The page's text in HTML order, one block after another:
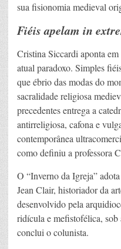
sua fisionomia medieval
Fiéis apelam in
Cristina Siccardi aponta
atual paradoxo. Simples
que ébrio das modas do
sacralidade religiosa
precedentes entrega a
antirreligiosa, cafona e
contemporânea
como definiu a professora
O “Inverno da Igreja”
Jean Clair, historiador da
desenvolvido pela
ridícula e mefistofélica,
conclui o colunista.